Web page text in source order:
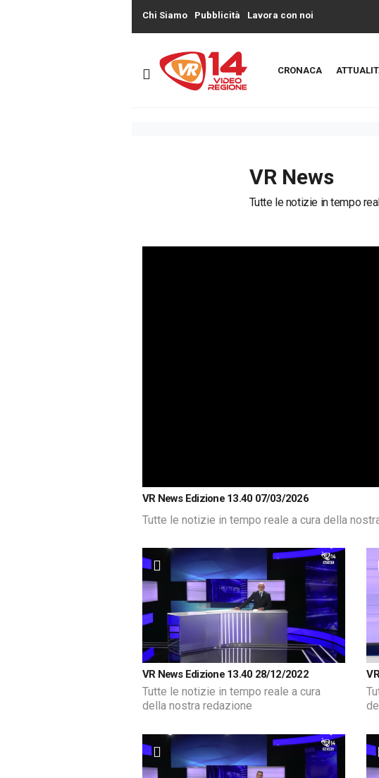
Chi Siamo Pubblicità Lavora con noi
CRONACA
VR News
Tutte le notizie in tempo
VR News Edizione 13.40 07/03/2026
Tutte le notizie in tempo reale a cura della
VR News Edizione 13.40 28/12/2022
Tutte le notizie in tempo reale a cura
della nostra redazione